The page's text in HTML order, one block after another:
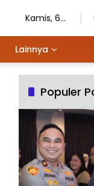
Kamis, 6
2026
Lainnya
Populer